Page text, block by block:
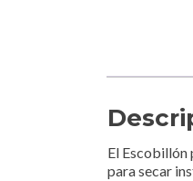
El Escobillón
para secar